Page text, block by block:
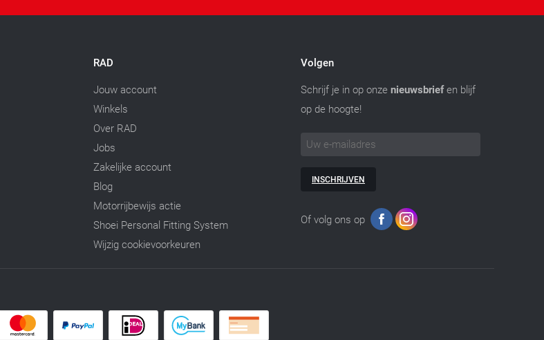
RAD
Jouw account
Winkels
Over RAD
Jobs
Zakelijke account
Blog
Motorrijbewijs actie
Shoei Personal Fitting System
Wijzig cookievoorkeuren
Volgen
Schrijf je in op onze nieuwsbriefen blijf
op de hoogte!
INSCHRIJVEN
Of volg ons op